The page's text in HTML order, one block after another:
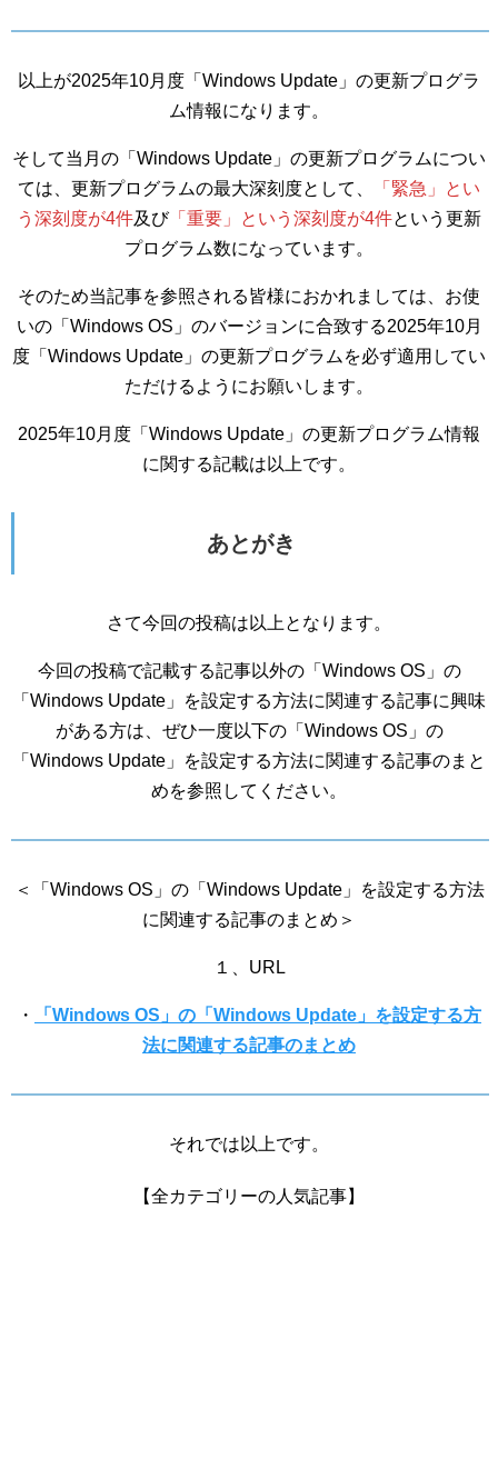
以上が2025年10月度「Windows Update」の更新プログラ
ム情報になります。
そして当月の「Windows Update」の更新プログラムについ
ては、更新プログラムの最大深刻度として、
「緊急」とい
う深刻度が4件及び「重要」という深刻度が4件という更新
プログラム数になっています。
そのため当記事を参照される皆様におかれましては、お使
いの「Windows OS」のバージョンに合致する2025年10月
度「Windows Update」の更新プログラムを必ず適用してい
ただけるようにお願いします。
2025年10月度「Windows Update」の更新プログラム情報
に関する記載は以上です。
あとがき
さて今回の投稿は以上となります。
今回の投稿で記載する記事以外の「Windows OS」の
「Windows Update」を設定する方法に関連する記事に興味
がある方は、ぜひ一度以下の「Windows OS」の
「Windows Update」を設定する方法に関連する記事のまと
めを参照してください。
＜「Windows OS」の「Windows Update」を設定する方法
に関連する記事のまとめ＞
１、URL
・
「Windows OS」の「Windows Update」を設定する方
法に関連する記事のまとめ
それでは以上です。
【全カテゴリーの人気記事】